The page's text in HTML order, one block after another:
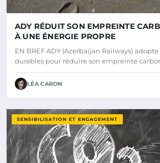
ADY RÉDUIT SON EMPREINTE
À UNE ÉNERGIE PROPRE
EN BREF ADY (Azerbaijan Railways)
durables pour réduire son empreinte
LÉA CARON
SENSIBILISATION ET ENGAGEMENT